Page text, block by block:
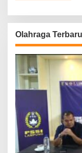
Olahraga Terbaru